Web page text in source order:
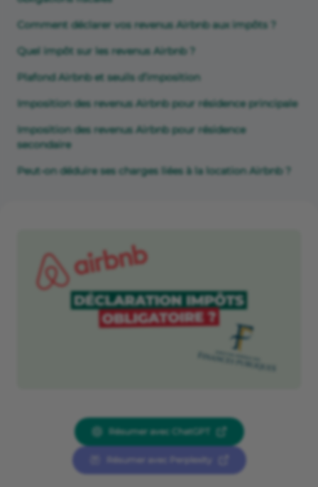
Comment déclarer vos revenus Airbnb aux impôts ?
Quel impôt sur les revenus Airbnb ?
Plafond Airbnb et seuils d’imposition
Imposition des revenus Airbnb pour résidence principale
Imposition des revenus Airbnb pour résidence
secondaire
Peut-on déduire ses charges liées à la location Airbnb ?
Résumer avec ChatGPT
Résumer avec Perplexity